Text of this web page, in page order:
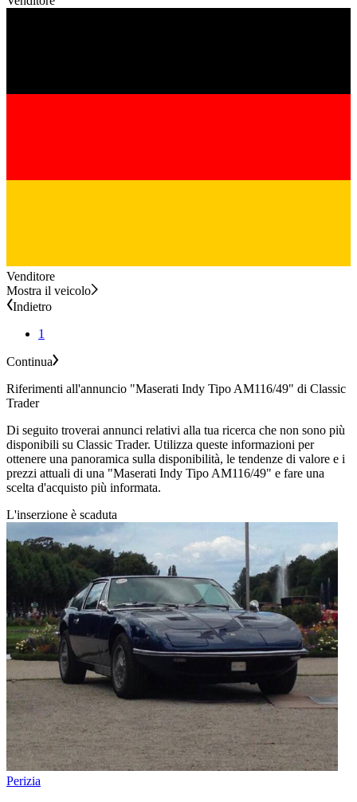
Venditore
Mostra il veicolo
Indietro
1
Continua
Riferimenti all'annuncio "Maserati Indy Tipo AM116/49" di Classic
Trader
Di seguito troverai annunci relativi alla tua ricerca che non sono più
disponibili su Classic Trader. Utilizza queste informazioni per
ottenere una panoramica sulla disponibilità, le tendenze di valore e i
prezzi attuali di una "Maserati Indy Tipo AM116/49" e fare una
scelta d'acquisto più informata.
L'inserzione è scaduta
Perizia